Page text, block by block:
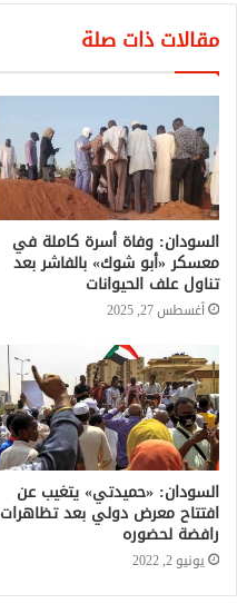
مقالات ذات صلة
السودان: وفاة أسرة كاملة في
معسكر «أبو شوك» بالفاشر بعد
تناول علف الحيوانات
أغسطس 27, 2025
السودان: «حميدتي» يتغيب عن
افتتاح معرض دولي بعد تظاهرات
رافضة لحضوره
يونيو 2, 2022